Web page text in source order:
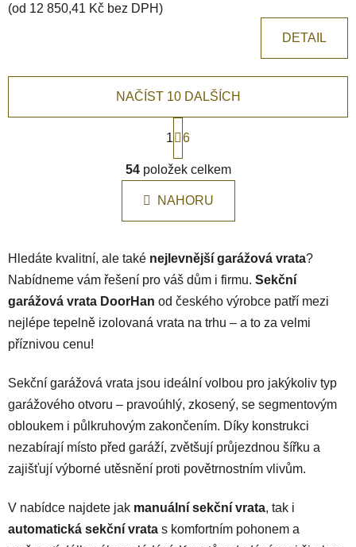
(od 12 850,41 Kč bez DPH)
DETAIL
O
v
l
á
d
c
í
p
v
v
ý
p
i
s
u
NAČÍST 10 DALŠÍCH
S
t
r
á
n
k
n
í
1 6
54položek celkem
NAHORU
Hledáte kvalitní, ale také nejlevnější garážová vrata?
Nabídneme vám řešení pro váš dům i firmu. Sekční
garážová vrata DoorHan od českého výrobce patří mezi
nejlépe tepelně izolovaná vrata na trhu – a to za velmi
příznivou cenu!
Sekční garážová vrata jsou ideální volbou pro jakýkoliv typ
garážového otvoru – pravoúhlý, zkosený, se segmentovým
obloukem i půlkruhovým zakončením. Díky konstrukci
nezabírají místo před garáží, zvětšují průjezdnou šířku a
zajišťují výborné utěsnění proti povětrnostním vlivům.
V nabídce najdete jak manuální sekční vrata, tak i
automatická sekční vrata s komfortním pohonem a